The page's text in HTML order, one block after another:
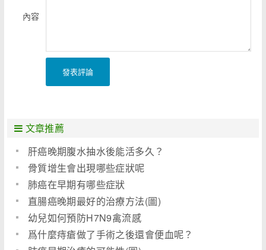
內容
發表評論
文章推薦
肝癌晚期腹水抽水後能活多久？
骨質增生會出現哪些症狀呢
肺癌在早期有哪些症狀
直腸癌晚期最好的治療方法(圖)
幼兒如何預防H7N9禽流感
爲什麼痔瘡做了手術之後還會便血呢？